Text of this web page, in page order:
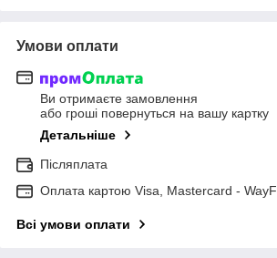
Умови оплати
Ви отримаєте замовлення
або гроші повернуться на вашу картку
Детальніше
Післяплата
Оплата картою Visa, Mastercard -
Всі умови оплати